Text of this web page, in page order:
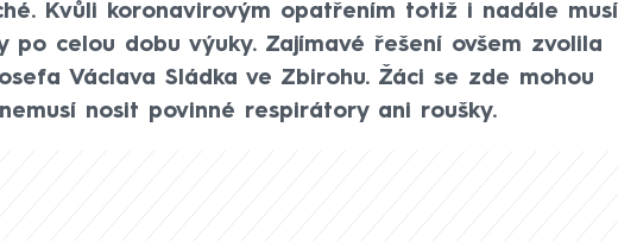
Kvůli koronavirovým opatřením totiž i nadále musí
po celou dobu výuky. Zajímavé řešení ovšem zvolila
Václava Sládka ve Zbirohu. Žáci se zde mohou
nosit povinné respirátory ani roušky.